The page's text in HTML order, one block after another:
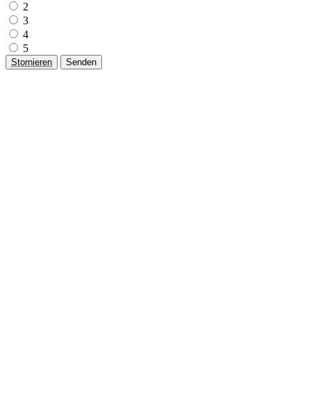
2
3
4
5
Stornieren Senden